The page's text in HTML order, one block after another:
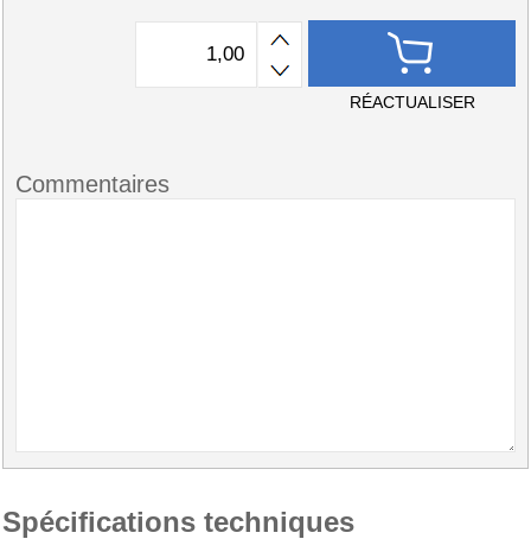
RÉACTUALISER
Commentaires
Spécifications techniques